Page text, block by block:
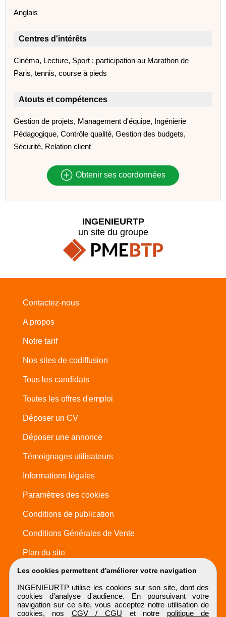
Anglais
Centres d'intérêts
Cinéma, Lecture, Sport : participation au Marathon de
Paris, tennis, course à pieds
Atouts et compétences
Gestion de projets, Management d'équipe, Ingénierie
Pédagogique, Contrôle qualité, Gestion des budgets,
Sécurité, Relation client
Obtenir ses coordonnées
Les cookies permettent d'améliorer votre navigation
INGENIEURTP utilise les cookies sur son site, dont des
cookies d'analyse d'audience. En poursuivant votre
navigation sur ce site, vous acceptez notre utilisation de
cookies, nos CGV / CGU et notre politique de
INGENIEURTP
un site du groupe
Contactez-nous
A propos
Notre tarif
Nos sites de codiffusion
Tous les candidats
Toutes les offres d'emploi
Déposer un CV
Déposer une annonce
Témoignages utilisateurs
Informations légales
Paramètres des cookies
Conditions de publication
Conditions Générales de Vente
Plan du site